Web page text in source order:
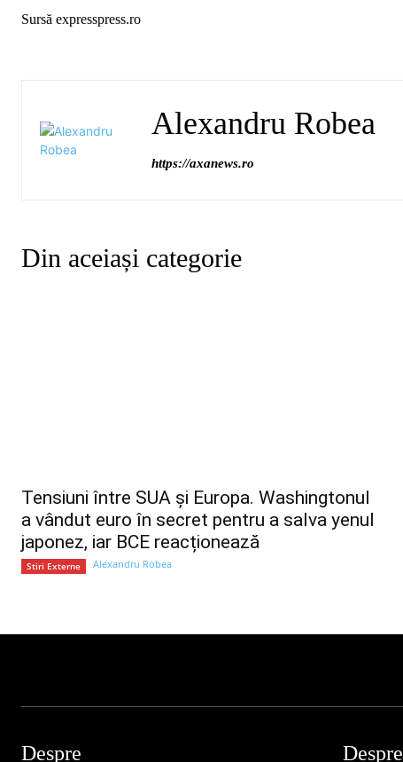
Sursă expresspress.ro
Alexandru Robea
https://axanews.ro
Din aceiași categorie
Tensiuni între SUA și Europa. Washingtonul
a vândut euro în secret pentru a salva yenul
japonez, iar BCE reacționează
Stiri Externe Alexandru Robea
Despre Despre